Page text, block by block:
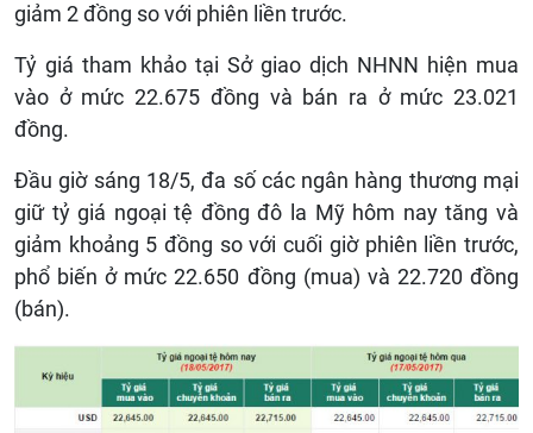
giảm 2 đồng so với phiên liền trước.
Tỷ giá tham khảo tại Sở giao dịch NHNN hiện mua
vào ở mức 22.675 đồng và bán ra ở mức 23.021
đồng.
Đầu giờ sáng 18/5, đa số các ngân hàng thương mại
giữ tỷ giá ngoại tệ đồng đô la Mỹ hôm nay tăng và
giảm khoảng 5 đồng so với cuối giờ phiên liền trước,
phổ biến ở mức 22.650 đồng (mua) và 22.720 đồng
(bán).